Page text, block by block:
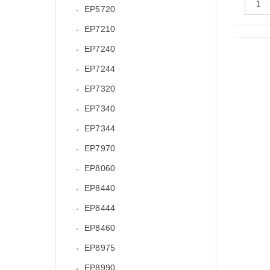
EP5720
EP7210
EP7240
EP7244
EP7320
EP7340
EP7344
EP7970
EP8060
EP8440
EP8444
EP8460
EP8975
EP8990